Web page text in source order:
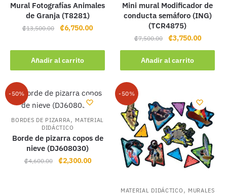
Mural Fotografías Animales
de Granja (T8281)
₡13,500.00
Original
was:
₡13,500.00.
₡6,750.00Current
is:
Añadir al carrito
Mini mural Modificador de
conducta semáforo (ING)
(TCR4875)
₡7,500.00
Original
price
was:
₡7,500.00.
₡3,750.00Current
price
Añadir al carrito
-50%
BORDES DE PIZARRA, MATERIAL
DIDÁCTICO
Borde de pizarra copos de
nieve (DJ608030)
₡4,600.00
Original
₡2,300.00Current
-50%
MATERIAL DIDÁCTICO , MURALES